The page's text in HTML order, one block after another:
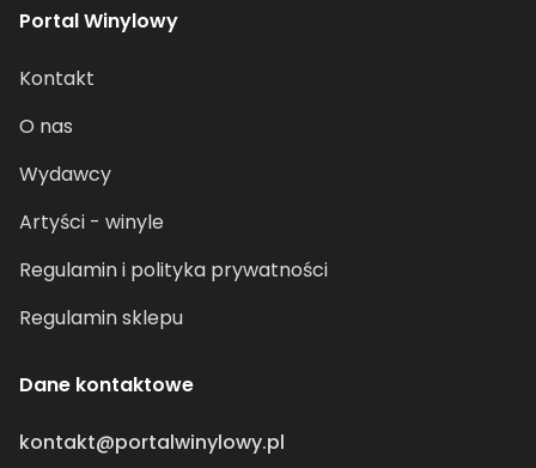
Portal Winylowy
Kontakt
O nas
Wydawcy
Artyści - winyle
Regulamin i polityka prywatności
Regulamin sklepu
Dane kontaktowe
kontakt@portalwinylowy.pl